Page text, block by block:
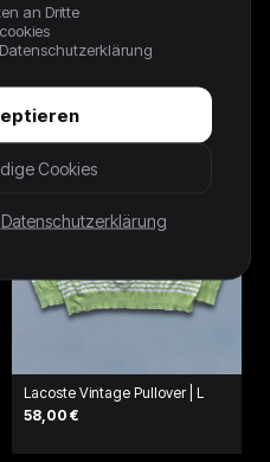
64,00 €
Lacoste Vintage Pullover | L
58,00 €
an Dritte
Cookies
Datenschutzerklärung